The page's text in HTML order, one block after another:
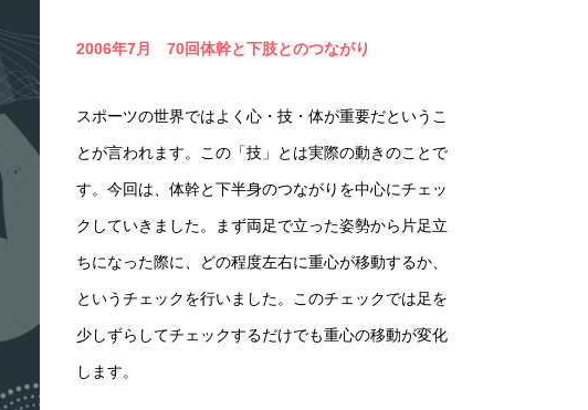
2006年7月 70回体幹と下肢とのつながり
スポーツの世界ではよく心・技・体が重要だというこ
とが言われます。この「技」とは実際の動きのことで
す。今回は、体幹と下半身のつながりを中心にチェッ
クしていきました。まず両足で立った姿勢から片足立
ちになった際に、どの程度左右に重心が移動するか、
というチェックを行いました。このチェックでは足を
少しずらしてチェックするだけでも重心の移動が変化
します。